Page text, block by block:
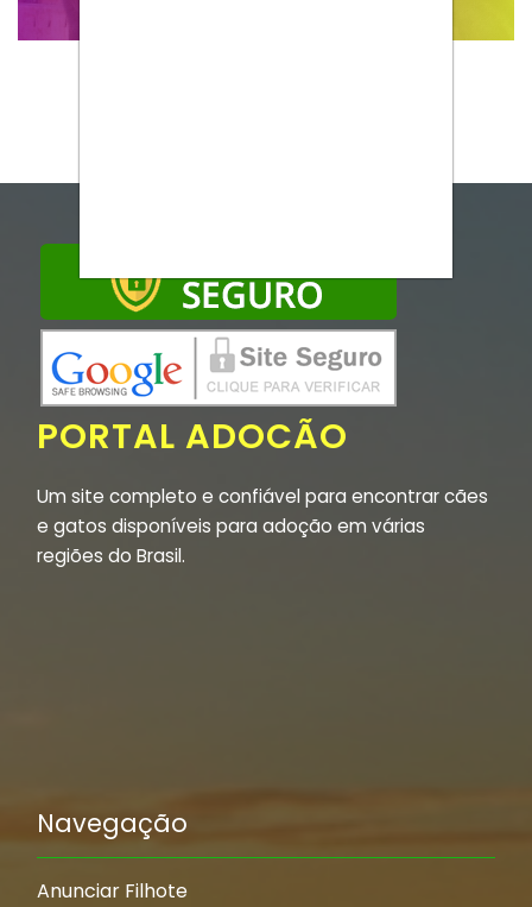
PORTAL ADOCÃO
Um site completo e confiável para encontrar cães
e gatos disponíveis para adoção em várias
regiões do Brasil.
Navegação
Anunciar Filhote